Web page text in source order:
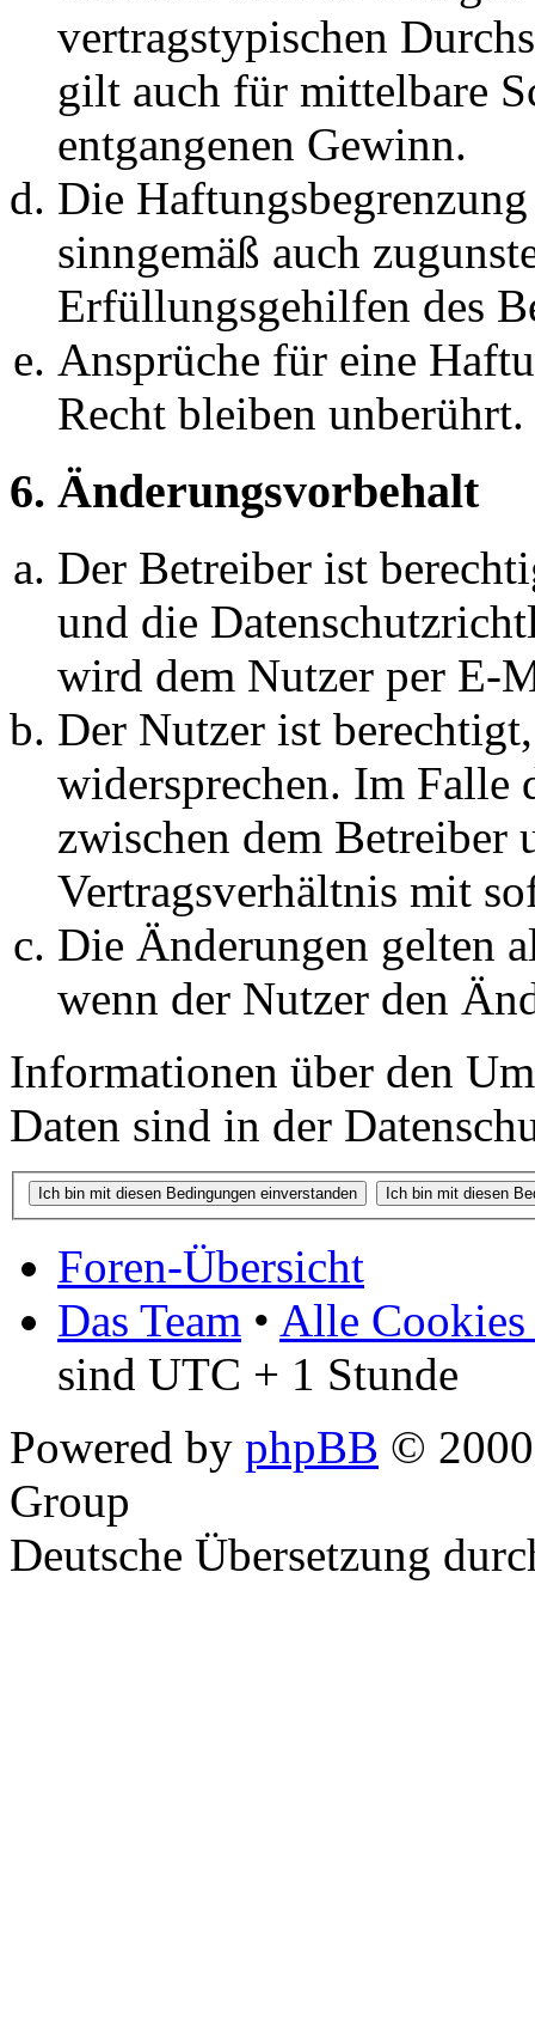
vertragstypischen
gilt auch für mittelbare
entgangenen Gewinn.
Die
sinngemäß auch
Erfüllungsgehilfen des
Ansprüche für eine
Recht bleiben unberührt.
6. Änderungsvorbehalt
Der Betreiber ist
und die
wird dem Nutzer per E-
Der Nutzer ist
widersprechen. Im Falle
zwischen dem Betreiber
Vertragsverhältnis mit
Die Änderungen gelten
wenn der Nutzer den
Informationen über den
Daten sind in der
Foren-Übersicht
Das Team • Alle Cookies
sind UTC + 1 Stunde
Powered by phpBB ©
Group
Deutsche Übersetzung